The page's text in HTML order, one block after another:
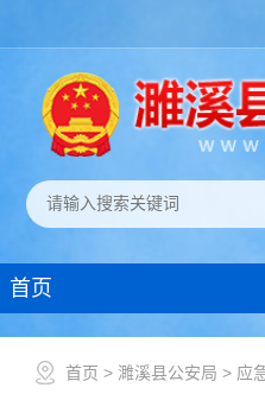
首页
首页 > 濉溪县公安局 > 应